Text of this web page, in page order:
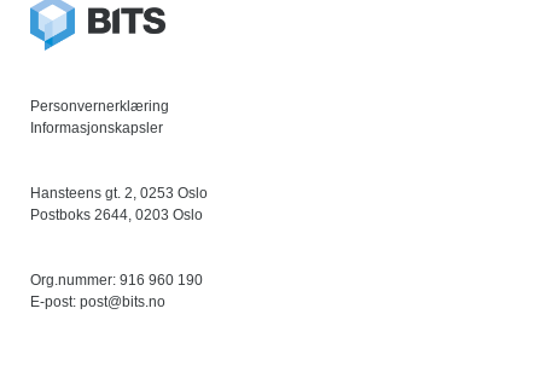
Personvernerklæring
Informasjonskapsler
Hansteens gt. 2, 0253 Oslo
Postboks 2644, 0203 Oslo
Org.nummer: 916 960 190
E-post: post@bits.no